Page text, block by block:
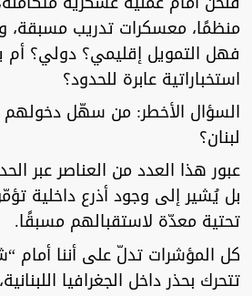
منظمًا، معسكرات تدريب مسبقة،
فهل التمويل إقليمي؟ دولي؟ أم
استخباراتية عابرة للحدود؟
السؤال الأخطر: من سهّل دخولهم
لبنان؟
عبور هذا العدد من العناصر عبر
بل يُشير إلى وجود أذرع داخلية
تحتية معدّة لاستقبالهم مسبقًا.
كل المؤشرات تدلّ على أننا أمام
تتحرك بحذر داخل الجغرافيا